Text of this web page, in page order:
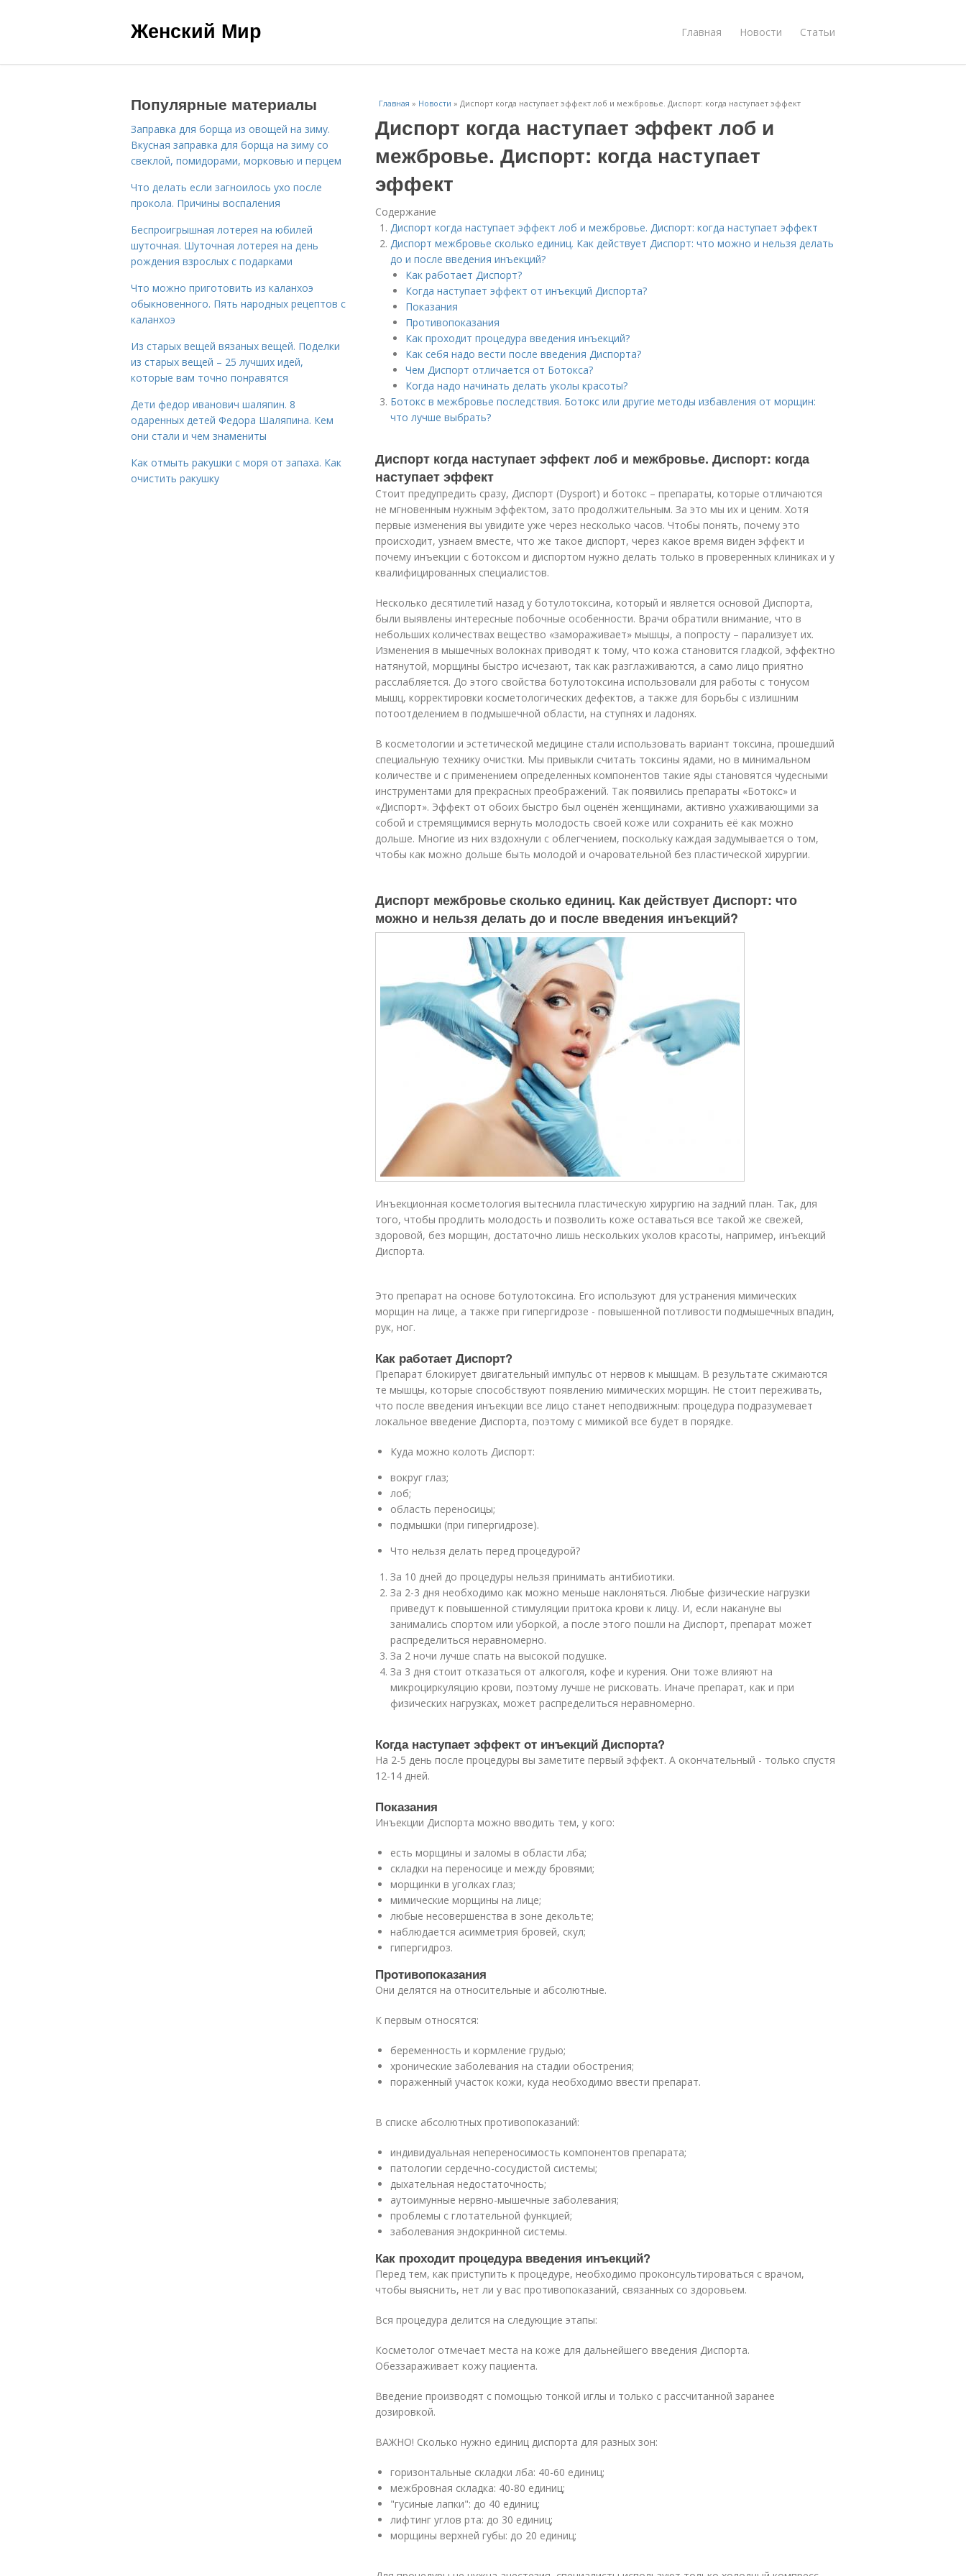
Женский Мир Главная Новости Статьи
Главная » Новости » Диспорт когда наступает эффект лоб и межбровье. Диспорт: когда наступает эффект
Диспорт когда наступает эффект лоб и
межбровье. Диспорт: когда наступает
эффект
Содержание
Диспорт когда наступает эффект лоб и межбровье. Диспорт: когда наступает эффект
Диспорт межбровье сколько единиц. Как действует Диспорт: что можно и нельзя делать
до и после введения инъекций?
Как работает Диспорт?
Когда наступает эффект от инъекций Диспорта?
Показания
Противопоказания
Как проходит процедура введения инъекций?
Как себя надо вести после введения Диспорта?
Чем Диспорт отличается от Ботокса?
Когда надо начинать делать уколы красоты?
Ботокс в межбровье последствия. Ботокс или другие методы избавления от морщин:
что лучше выбрать?
Диспорт когда наступает эффект лоб и межбровье. Диспорт: когда
наступает эффект
Стоит предупредить сразу, Диспорт (Dysport) и ботокс – препараты, которые отличаются
не мгновенным нужным эффектом, зато продолжительным. За это мы их и ценим. Хотя
первые изменения вы увидите уже через несколько часов. Чтобы понять, почему это
происходит, узнаем вместе, что же такое диспорт, через какое время виден эффект и
почему инъекции с ботоксом и диспортом нужно делать только в проверенных клиниках и у
квалифицированных специалистов.
Несколько десятилетий назад у ботулотоксина, который и является основой Диспорта,
были выявлены интересные побочные особенности. Врачи обратили внимание, что в
небольших количествах вещество «замораживает» мышцы, а попросту – парализует их.
Изменения в мышечных волокнах приводят к тому, что кожа становится гладкой, эффектно
натянутой, морщины быстро исчезают, так как разглаживаются, а само лицо приятно
расслабляется. До этого свойства ботулотоксина использовали для работы с тонусом
мышц, корректировки косметологических дефектов, а также для борьбы с излишним
потоотделением в подмышечной области, на ступнях и ладонях.
В косметологии и эстетической медицине стали использовать вариант токсина, прошедший
специальную технику очистки. Мы привыкли считать токсины ядами, но в минимальном
количестве и с применением определенных компонентов такие яды становятся чудесными
инструментами для прекрасных преображений. Так появились препараты «Ботокс» и
«Диспорт». Эффект от обоих быстро был оценён женщинами, активно ухаживающими за
собой и стремящимися вернуть молодость своей коже или сохранить её как можно
дольше. Многие из них вздохнули с облегчением, поскольку каждая задумывается о том,
чтобы как можно дольше быть молодой и очаровательной без пластической хирургии.
Диспорт межбровье сколько единиц. Как действует Диспорт: что
можно и нельзя делать до и после введения инъекций?
Инъекционная косметология вытеснила пластическую хирургию на задний план. Так, для
того, чтобы продлить молодость и позволить коже оставаться все такой же свежей,
здоровой, без морщин, достаточно лишь нескольких уколов красоты, например, инъекций
Диспорта.
Это препарат на основе ботулотоксина. Его используют для устранения мимических
морщин на лице, а также при гипергидрозе - повышенной потливости подмышечных впадин,
рук, ног.
Как работает Диспорт?
Препарат блокирует двигательный импульс от нервов к мышцам. В результате сжимаются
те мышцы, которые способствуют появлению мимических морщин. Не стоит переживать,
что после введения инъекции все лицо станет неподвижным: процедура подразумевает
локальное введение Диспорта, поэтому с мимикой все будет в порядке.
Куда можно колоть Диспорт:
вокруг глаз;
лоб;
область переносицы;
подмышки (при гипергидрозе).
Что нельзя делать перед процедурой?
За 10 дней до процедуры нельзя принимать антибиотики.
За 2-3 дня необходимо как можно меньше наклоняться. Любые физические нагрузки
приведут к повышенной стимуляции притока крови к лицу. И, если накануне вы
занимались спортом или уборкой, а после этого пошли на Диспорт, препарат может
распределиться неравномерно.
За 2 ночи лучше спать на высокой подушке.
За 3 дня стоит отказаться от алкоголя, кофе и курения. Они тоже влияют на
микроциркуляцию крови, поэтому лучше не рисковать. Иначе препарат, как и при
физических нагрузках, может распределиться неравномерно.
Когда наступает эффект от инъекций Диспорта?
На 2-5 день после процедуры вы заметите первый эффект. А окончательный - только спустя
12-14 дней.
Показания
Инъекции Диспорта можно вводить тем, у кого:
есть морщины и заломы в области лба;
складки на переносице и между бровями;
морщинки в уголках глаз;
мимические морщины на лице;
любые несовершенства в зоне декольте;
наблюдается асимметрия бровей, скул;
гипергидроз.
Противопоказания
Они делятся на относительные и абсолютные.
К первым относятся:
беременность и кормление грудью;
хронические заболевания на стадии обострения;
пораженный участок кожи, куда необходимо ввести препарат.
В списке абсолютных противопоказаний:
индивидуальная непереносимость компонентов препарата;
патологии сердечно-сосудистой системы;
дыхательная недостаточность;
аутоимунные нервно-мышечные заболевания;
проблемы с глотательной функцией;
заболевания эндокринной системы.
Как проходит процедура введения инъекций?
Перед тем, как приступить к процедуре, необходимо проконсультироваться с врачом,
чтобы выяснить, нет ли у вас противопоказаний, связанных со здоровьем.
Вся процедура делится на следующие этапы:
Косметолог отмечает места на коже для дальнейшего введения Диспорта.
Обеззараживает кожу пациента.
Введение производят с помощью тонкой иглы и только с рассчитанной заранее
дозировкой.
ВАЖНО! Сколько нужно единиц диспорта для разных зон:
горизонтальные складки лба: 40-60 единиц;
межбровная складка: 40-80 единиц;
"гусиные лапки": до 40 единиц;
лифтинг углов рта: до 30 единиц;
морщины верхней губы: до 20 единиц;
Популярные материалы
Заправка для борща из овощей на зиму.
Вкусная заправка для борща на зиму со
свеклой, помидорами, морковью и перцем
Что делать если загноилось ухо после
прокола. Причины воспаления
Беспроигрышная лотерея на юбилей
шуточная. Шуточная лотерея на день
рождения взрослых с подарками
Что можно приготовить из каланхоэ
обыкновенного. Пять народных рецептов с
каланхоэ
Из старых вещей вязаных вещей. Поделки
из старых вещей – 25 лучших идей,
которые вам точно понравятся
Дети федор иванович шаляпин. 8
одаренных детей Федора Шаляпина. Кем
они стали и чем знамениты
Как отмыть ракушки с моря от запаха. Как
очистить ракушку